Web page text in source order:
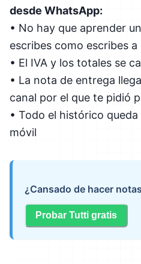
desde WhatsApp:
• No hay que aprender
escribes como escribes
• El IVA y los totales se
• La nota de entrega
canal por el que te pidió
• Todo el histórico
móvil
¿Cansado de hacer
Probar Tutti gratis